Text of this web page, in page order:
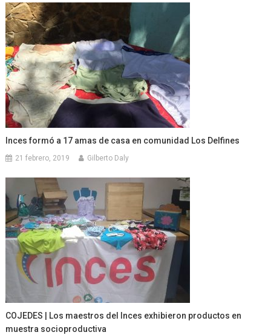
Inces formó a 17 amas de casa en comunidad Los Delfines
21 febrero, 2019 Gilberto Daly
COJEDES | Los maestros del Inces exhibieron productos en
muestra socioproductiva